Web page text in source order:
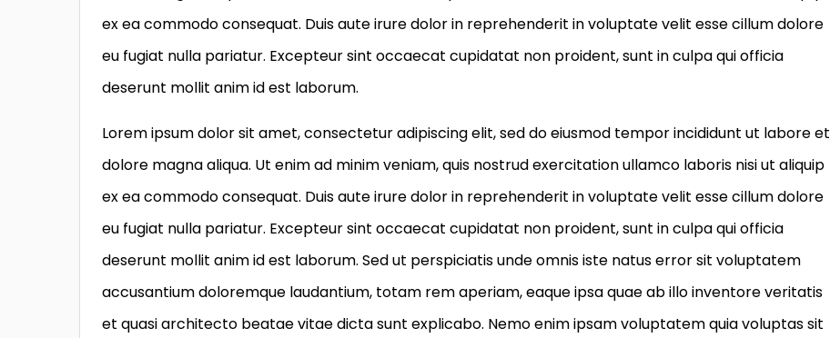
ex ea commodo consequat. Duis aute irure dolor in reprehenderit in voluptate velit esse cillum dolore
eu fugiat nulla pariatur. Excepteur sint occaecat cupidatat non proident, sunt in culpa qui officia
deserunt mollit anim id est laborum.
Lorem ipsum dolor sit amet, consectetur adipiscing elit, sed do eiusmod tempor incididunt ut labore et
dolore magna aliqua. Ut enim ad minim veniam, quis nostrud exercitation ullamco laboris nisi ut aliquip
ex ea commodo consequat. Duis aute irure dolor in reprehenderit in voluptate velit esse cillum dolore
eu fugiat nulla pariatur. Excepteur sint occaecat cupidatat non proident, sunt in culpa qui officia
deserunt mollit anim id est laborum. Sed ut perspiciatis unde omnis iste natus error sit voluptatem
accusantium doloremque laudantium, totam rem aperiam, eaque ipsa quae ab illo inventore veritatis
et quasi architecto beatae vitae dicta sunt explicabo. Nemo enim ipsam voluptatem quia voluptas sit